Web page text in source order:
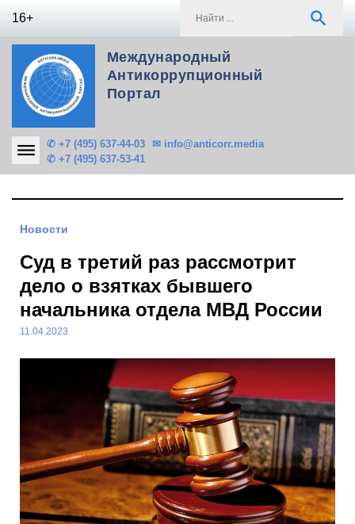
16+ search
Международный
Антикоррупционный
Портал
✆ +7 (495) 637-44-03
✆ +7 (495) 637-53-41
✉ info@anticorr.media
Новости
Суд в третий раз рассмотрит
дело о взятках бывшего
начальника отдела МВД России
11.04.2023